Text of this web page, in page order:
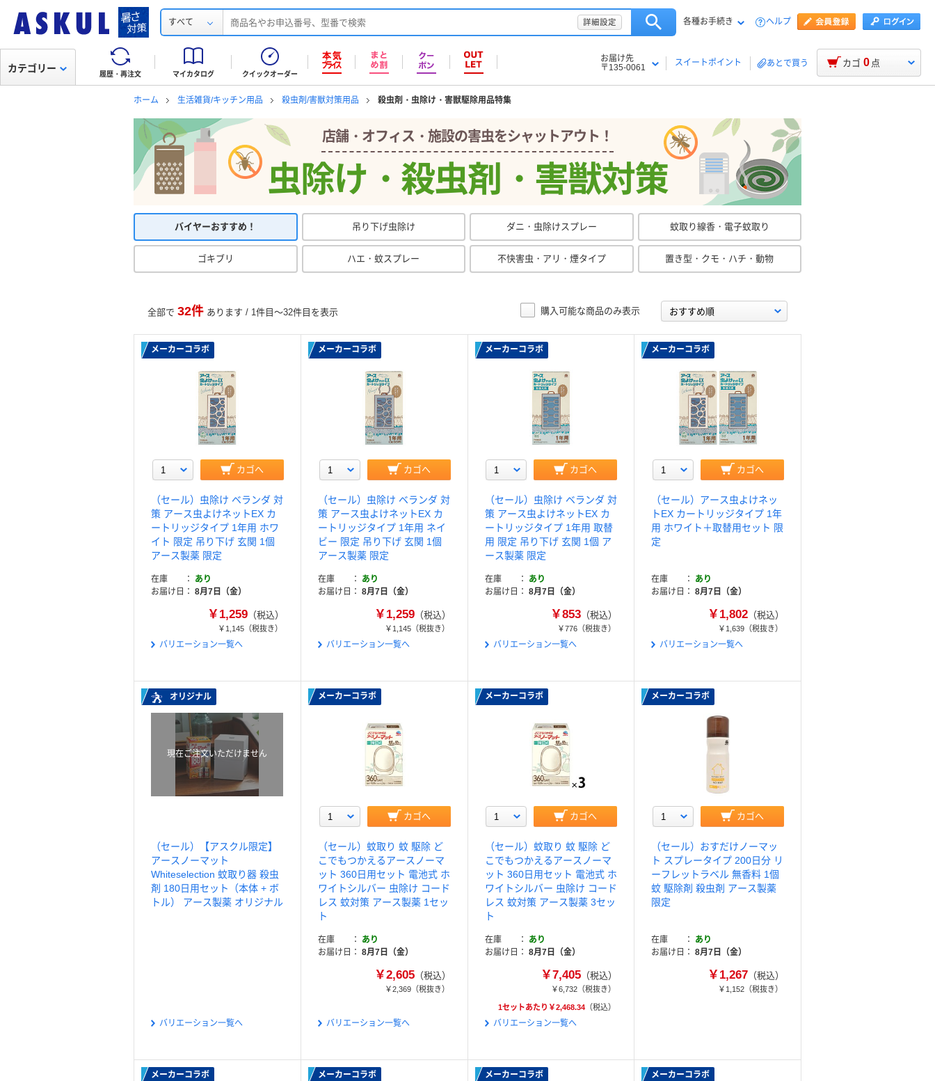
すべて 詳細設定 各種お手続き ヘルプ
履歴・再注文 マイカタログ クイックオーダー
お届け先
〒135-0061
スイートポイント あとで買う
カテゴリー カゴ 0 点
ホーム 生活雑貨/キッチン用品 殺虫剤/害獣対策用品 殺虫剤・虫除け・害獣駆除用品特集
店舗・オフィス・施設の害虫をシャットアウト！
虫除け・殺虫剤・害獣対策
バイヤーおすすめ！ 吊り下げ虫除け ダニ・虫除けスプレー 蚊取り線香・電子蚊取り
ゴキブリ ハエ・蚊スプレー 不快害虫・アリ・煙タイプ 置き型・クモ・ハチ・動物
全部で 32件 あります / 1件目～32件目を表示 購入可能な商品のみ表示
メーカーコラボ
カゴへ
（セール）虫除け ベランダ 対
策 アース虫よけネットEX カ
ートリッジタイプ 1年用 ホワ
イト 限定 吊り下げ 玄関 1個
アース製薬 限定
在庫
あり
お届け日
8月7日（金）
￥1,259（税込）
￥1,145（税抜き）
バリエーション一覧へ
メーカーコラボ
カゴへ
（セール）虫除け ベランダ 対
策 アース虫よけネットEX カ
ートリッジタイプ 1年用 ネイ
ビー 限定 吊り下げ 玄関 1個
アース製薬 限定
在庫
あり
お届け日
8月7日（金）
￥1,259（税込）
￥1,145（税抜き）
バリエーション一覧へ
メーカーコラボ
カゴへ
（セール）虫除け ベランダ 対
策 アース虫よけネットEX カ
ートリッジタイプ 1年用 取替
用 限定 吊り下げ 玄関 1個 ア
ース製薬 限定
在庫
あり
お届け日
8月7日（金）
￥853 （税込）
￥776 （税抜き）
バリエーション一覧へ
メーカーコラボ
カゴへ
（セール）アース虫よけネッ
トEX カートリッジタイプ 1年
用 ホワイト＋取替用セット 限
定
在庫
あり
お届け日
8月7日（金）
￥1,802 （税込）
￥1,639 （税抜き）
バリエーション一覧へ
オリジナル
現在ご注文いただけません
（セール）【アスクル限定】
アースノーマット
Whiteselection 蚊取り器 殺虫
剤 180日用セット（本体 + ボ
トル） アース製薬 オリジナル
バリエーション一覧へ
メーカーコラボ
カゴへ
（セール）蚊取り 蚊 駆除 ど
こでもつかえるアースノーマ
ット 360日用セット 電池式 ホ
ワイトシルバー 虫除け コード
レス 蚊対策 アース製薬 1セッ
ト
在庫
あり
お届け日
8月7日（金）
￥2,605（税込）
￥2,369（税抜き）
バリエーション一覧へ
メーカーコラボ
カゴへ
（セール）蚊取り 蚊 駆除 ど
こでもつかえるアースノーマ
ット 360日用セット 電池式 ホ
ワイトシルバー 虫除け コード
レス 蚊対策 アース製薬 3セッ
ト
在庫
あり
お届け日
8月7日（金）
￥7,405 （税込）
￥6,732 （税抜き）
1セットあたり￥2,468.34 （税込）
バリエーション一覧へ
メーカーコラボ
カゴへ
（セール）おすだけノーマッ
ト スプレータイプ 200日分 リ
ーフレットラベル 無香料 1個
蚊 駆除剤 殺虫剤 アース製薬
限定
在庫
あり
お届け日
8月7日（金）
￥1,267 （税込）
￥1,152 （税抜き）
メーカーコラボ メーカーコラボ メーカーコラボ メーカーコラボ